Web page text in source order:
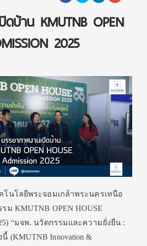
ดบ้าน KMUTNB OPEN
2025
นโลยีพระจอมเกล้าพระนครเหนือ
ม KMUTNB OPEN HOUSE
“มจพ. นวัตกรรมและความยั่งยืน :
(KMUTNB Innovation &